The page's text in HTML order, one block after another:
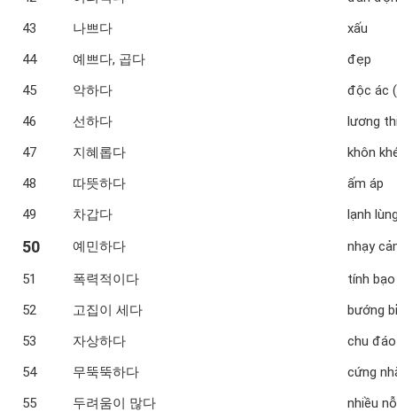
43
나쁘다
xấu
44
예쁘다, 곱다
đẹp
45
악하다
độc ác
46
선하다
lương
47
지혜롭다
khôn
48
따뜻하다
ấm áp
49
차갑다 lạnh
50 예민하다 nhạy
51 폭력적이다
tính
52
고집이 세다
bướng
53
자상하다
chu đáo
54
무뚝뚝하다
cứng
55
두려움이 많다
nhiều